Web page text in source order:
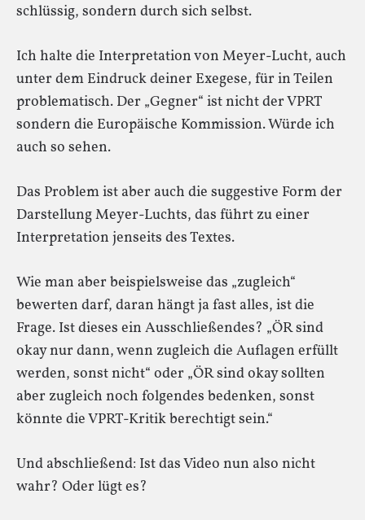
schlüssig, sondern durch sich selbst.
Ich halte die Interpretation von Meyer-Lucht, auch
unter dem Eindruck deiner Exegese, für in Teilen
problematisch. Der „Gegner“ ist nicht der VPRT
sondern die Europäische Kommission. Würde ich
auch so sehen.
Das Problem ist aber auch die suggestive Form der
Darstellung Meyer-Luchts, das führt zu einer
Interpretation jenseits des Textes.
Wie man aber beispielsweise das „zugleich“
bewerten darf, daran hängt ja fast alles, ist die
Frage. Ist dieses ein Ausschließendes? „ÖR sind
okay nur dann, wenn zugleich die Auflagen erfüllt
werden, sonst nicht“ oder „ÖR sind okay sollten
aber zugleich noch folgendes bedenken, sonst
könnte die VPRT-Kritik berechtigt sein.“
Und abschließend: Ist das Video nun also nicht
wahr? Oder lügt es?